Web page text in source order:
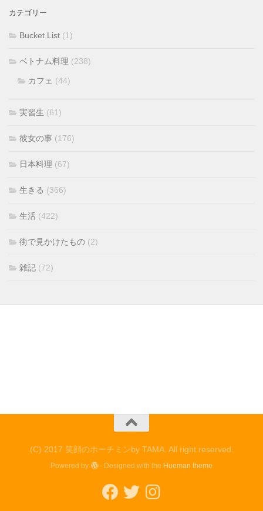
カテゴリー
Bucket List (1)
ベトナム料理 (238)
カフェ (44)
実習生 (61)
彼女の事 (176)
日本料理 (67)
生きる (366)
生活 (422)
街で見かけたもの (2)
雑記 (72)
(C) 2017 笑顔のホーチミンby TAMA. All right reserved.
Powered by - Designed with the Hueman theme